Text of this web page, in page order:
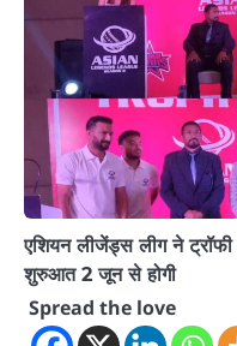
एशियन लीजेंड्स लीग ने
शुरुआत 2 जून से होगी
Spread the love